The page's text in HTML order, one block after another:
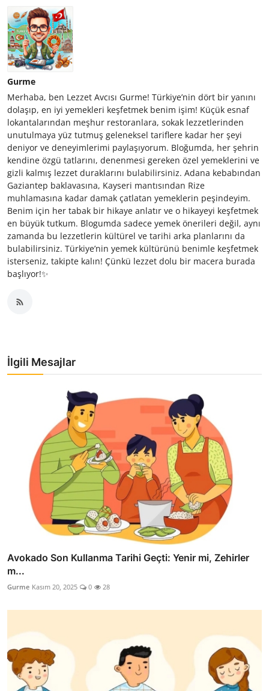
Gurme
Merhaba, ben Lezzet Avcısı Gurme! Türkiye’nin dört bir yanını
dolaşıp, en iyi yemekleri keşfetmek benim işim! Küçük esnaf
lokantalarından meşhur restoranlara, sokak lezzetlerinden
unutulmaya yüz tutmuş geleneksel tariflere kadar her şeyi
deniyor ve deneyimlerimi paylaşıyorum. Bloğumda, her şehrin
kendine özgü tatlarını, denenmesi gereken özel yemeklerini ve
gizli kalmış lezzet duraklarını bulabilirsiniz. Adana kebabından
Gaziantep baklavasına, Kayseri mantısından Rize
muhlamasına kadar damak çatlatan yemeklerin peşindeyim.
Benim için her tabak bir hikaye anlatır ve o hikayeyi keşfetmek
en büyük tutkum. Blogumda sadece yemek önerileri değil, aynı
zamanda bu lezzetlerin kültürel ve tarihi arka planlarını da
bulabilirsiniz. Türkiye’nin yemek kültürünü benimle keşfetmek
isterseniz, takipte kalın! Çünkü lezzet dolu bir macera burada
başlıyor!✨
İlgili Mesajlar
Avokado Son Kullanma Tarihi Geçti: Yenir mi, Zehirler
m...
Gurme Kasım 20, 2025 0 28